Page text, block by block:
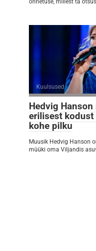
õnnetuse, millest ta
Kuulsused
Hedvig
erilisest kodust
kohe pilku
Muusik Hedvig Hanson
müüki oma Viljandis